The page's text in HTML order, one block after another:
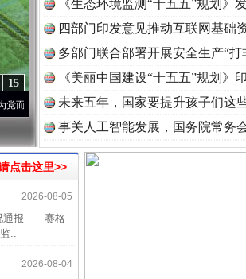
15
——百年“纪”事⑧加强纪律.. ·[视频]牢记初心使命 奋进复兴
《生态环境监测“十五五”规划》
读
四部门印发意见推动互联网基础
多部门联合部署开展安全生产“打
《美丽中国建设“十五五”规划》
未来五年，国家要提升孩子们这
事关人工智能发展，国务院常务
点击这里>>
2026-08-05
况通报 赛格
..
2026-08-04